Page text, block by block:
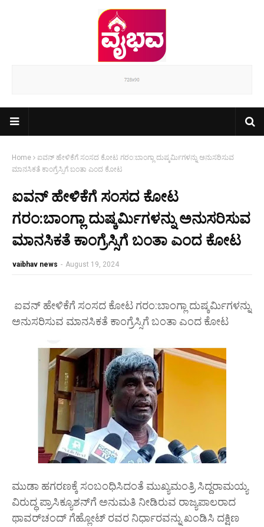
Home
ಐವನ್ ಹೇಳಿಕೆಗೆ ಸಂಸದ ಕೋಟ ಗರಂ:ಬಾಂಗ್ಲಾ ದುಷ್ಕರ್ಮಿಗಳನ್ನು ಅನುಸರಿಸುವ
ಮಾನಸಿಕತೆ ಕಾಂಗ್ರೆಸ್ಸಿಗೆ ಬಂತಾ ಎಂದ ಕೋಟ
ಐವನ್ ಹೇಳಿಕೆಗೆ ಸಂಸದ ಕೋಟ
ಗರಂ:ಬಾಂಗ್ಲಾ ದುಷ್ಕರ್ಮಿಗಳನ್ನು ಅನುಸರಿಸುವ
ಮಾನಸಿಕತೆ ಕಾಂಗ್ರೆಸ್ಸಿಗೆ ಬಂತಾ ಎಂದ ಕೋಟ
vaibhav news - August 19, 2024
ಐವನ್ ಹೇಳಿಕೆಗೆ ಸಂಸದ ಕೋಟ ಗರಂ:ಬಾಂಗ್ಲಾ ದುಷ್ಕರ್ಮಿಗಳನ್ನು
ಅನುಸರಿಸುವ ಮಾನಸಿಕತೆ ಕಾಂಗ್ರೆಸ್ಸಿಗೆ ಬಂತಾ ಎಂದ ಕೋಟ
ಮುಡಾ ಹಗರಣಕ್ಕೆ ಸಂಬಂಧಿಸಿದಂತೆ ಮುಖ್ಯಮಂತ್ರಿ ಸಿದ್ದರಾಮಯ್ಯ
ವಿರುದ್ಧ ಪ್ರಾಸಿಕ್ಯೂಶನ್‌ಗೆ ಅನುಮತಿ ನೀಡಿರುವ ರಾಜ್ಯಪಾಲರಾದ
ಥಾವರ್‌ಚಂದ್ ಗೆಹ್ಲೋಟ್ ರವರ ನಿರ್ಧಾರವನ್ನು ಖಂಡಿಸಿ ದಕ್ಷಿಣ